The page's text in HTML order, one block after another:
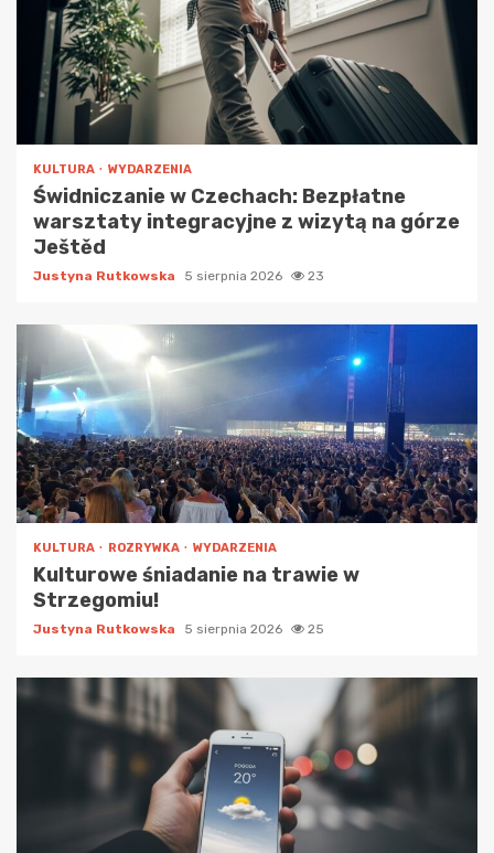
KULTURA WYDARZENIA
Świdniczanie w Czechach: Bezpłatne
warsztaty integracyjne z wizytą na górze
Ještěd
Justyna Rutkowska 5 sierpnia 2026 23
KULTURA ROZRYWKA WYDARZENIA
Kulturowe śniadanie na trawie w
Strzegomiu!
Justyna Rutkowska 5 sierpnia 2026 25